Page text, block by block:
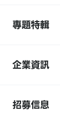
專題特輯
企業資訊
招募信息